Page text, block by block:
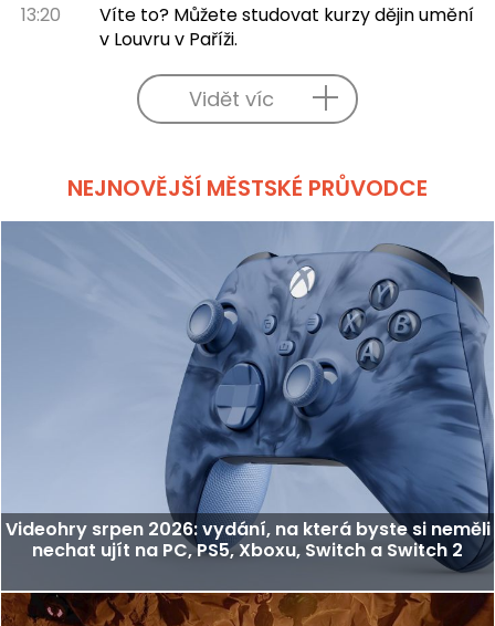
13:20
Víte to? Můžete studovat kurzy dějin umění
v Louvru v Paříži.
Vidět víc
NEJNOVĚJŠÍ MĚSTSKÉ PRŮVODCE
Videohry srpen 2026: vydání, na která byste si neměli
nechat ujít na PC, PS5, Xboxu, Switch a Switch 2